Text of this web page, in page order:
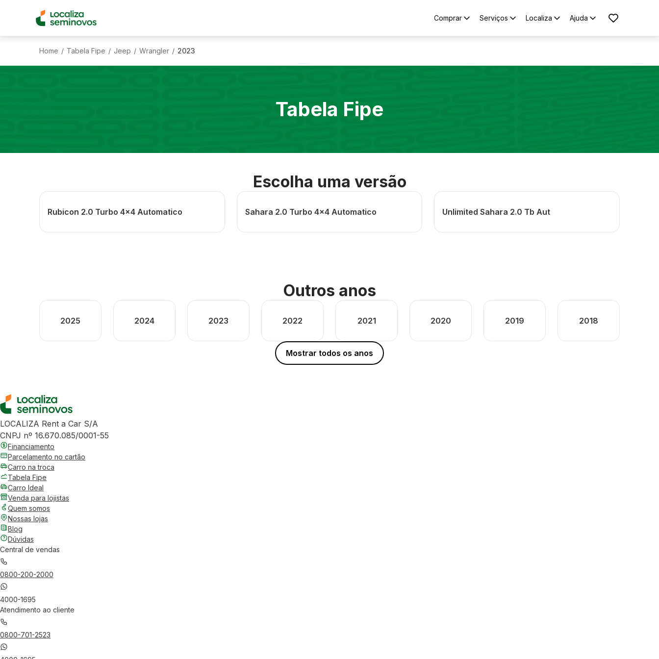
Comprar Serviços Localiza Ajuda
Home / Tabela Fipe / Jeep / Wrangler / 2023
Tabela Fipe
Escolha uma versão
Rubicon 2.0 Turbo 4x4 Automatico Sahara 2.0 Turbo 4x4 Automatico Unlimited Sahara 2.0 Tb Aut
Outros anos
2025 2024 2023 2022 2021 2020 2019 2018
Mostrar todos os anos
LOCALIZA Rent a Car S/A
CNPJ nº 16.670.085/0001-55
Financiamento
Parcelamento no cartão
Carro na troca
Tabela Fipe
Carro Ideal
Venda para lojistas
Quem somos
Nossas lojas
Blog
Dúvidas
Central de vendas
0800-200-2000
4000-1695
Atendimento ao cliente
0800-701-2523